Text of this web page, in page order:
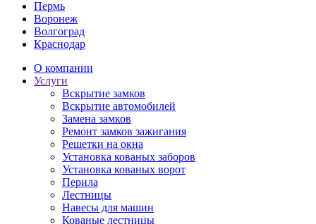
Пермь
Воронеж
Волгоград
Краснодар
О компании
Услуги
Вскрытие замков
Вскрытие автомобилей
Замена замков
Ремонт замков зажигания
Решетки на окна
Установка кованых заборов
Установка кованых ворот
Перила
Лестницы
Навесы для машин
Кованые лестницы